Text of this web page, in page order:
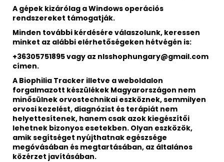
A gépek kizárólag a Windows operációs
rendszereket támogatják.
Minden további kérdésére válaszolunk, keressen
minket az alábbi elérhetőségeken hétvégén is:
+36305751895 vagy az nlsshophungary@gmail.com
címen.
A Biophilia Tracker illetve a weboldalon
forgalmazott készülékek Magyarországon nem
minősülnek orvostechnikai eszköznek, semmilyen
orvosi kezelést, diagnózist és terápiát nem
helyettesítenek, hanem csak azok kiegészítői
lehetnek bizonyos esetekben. Olyan eszközök,
amik segítséget nyújthatnak egészsége
megóvásában és megtartásában, az általános
közérzet javításában.